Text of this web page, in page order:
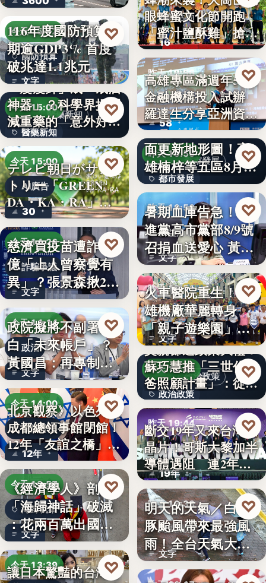
規…
今天 15:02
國防預算
文字
116年度國防預算預
期逾GDP3% 首度
破兆達1.1兆元
♡
醫藥新知
今天 15:00
醫藥新知
24
「瘦瘦針」成「戒酒
神器」？科學界揭開
減重藥的「意外好
處」…
♡
今天 15:00
AI廣告
30
テレビ朝日がサン
トリー「GREEN
DA・KA・RA」
と…
♡
今天 14:26
詐騙爭議
文字
慈濟買疫苗遭詐10
億「上人曾察覺有
異」？張景森揪2疑
點轟…
♡
今天 14:14
政治
文字
政院擬將不副署藍
白「未來帳戶」？
黃國昌：再專制也
不該拿孩…
♡
今天 14:00
國際外交
12年
北京觀察》以色列駐
成都總領事館閉館！
12年「友誼之橋」
為…
♡
今天 13:57
海歸就業
文字
《經濟學人》剖析
「海歸神話」破滅
：花兩百萬出國留
學，回國…
♡
今天 13:39
讓日本驚豔的台灣甘
♡
農業活動
16
眼蜂蜜文化節開跑
「蜜汁鹽酥雞」搶先
爆…
昨天 19:56
金融政策
58
高雄專區滿週年58家
金融機構投入試辦
羅達生分享亞洲資
產…
♡
都市發展
昨天 19:55
都市發展
文字
二十多年來首次全
面更新地形圖！高
雄楠梓等五區8月20
日上…
♡
昨天 19:53
公益活動
文字
暑期血庫告急！民
進黨高市黨部8/9號
召捐血送愛心 黃
捷、…
♡
昨天 19:51
親子旅遊
文字
火車醫院重生！高
雄機廠華麗轉身
「親子遊樂園」
開幕首日…
♡
政治政策
昨天 19:49
政治政策
50%
父親節送政策大禮！
蘇巧慧推「三世代爸
爸照顧計畫」：從準
爸…
♡
昨天 19:44
半導體
19年
斷交19年又來台灣找
晶片！哥斯大黎加半
導體遇阻 連2年
參…
♡
昨天 19:38
颱風動態
文字
明天的天氣／白海
豚颱風帶來最強風
雨！全台天氣大轉
變「豪雨…
♡